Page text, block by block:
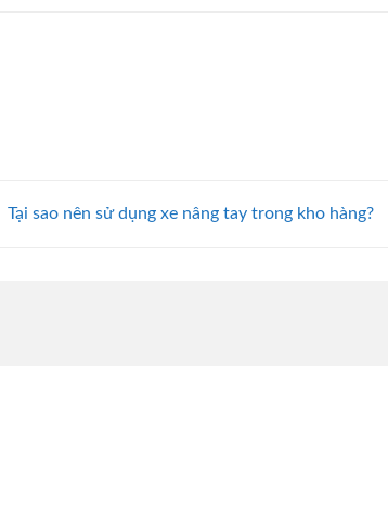
Tại sao nên sử dụng xe nâng tay trong kho hàng?